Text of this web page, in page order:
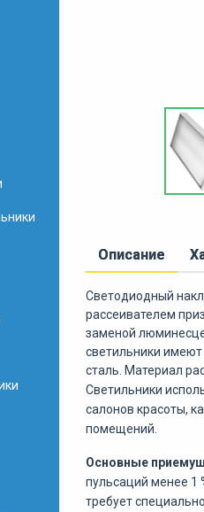
Описание
Светодиодный
рассеивателем
заменой
светильники
сталь. Материал
Светильники
салонов красоты,
помещений.
Основные
пульсаций менее 1
требует